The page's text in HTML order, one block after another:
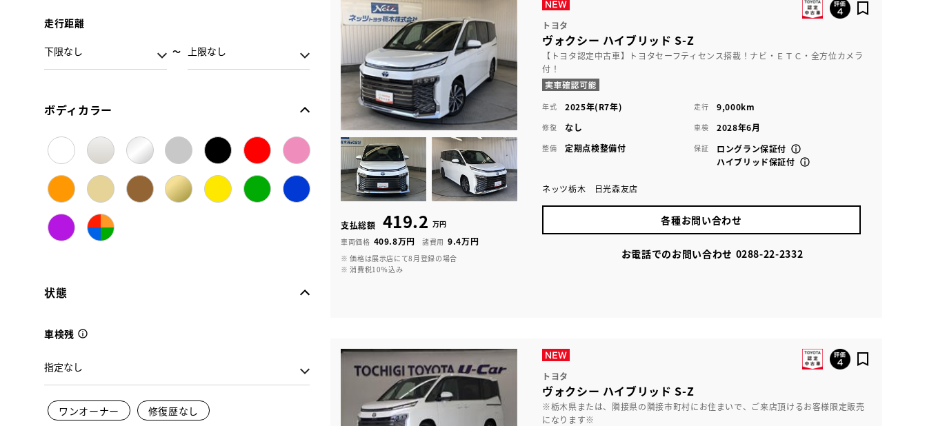
走行距離
ボディカラー
状態
車検残
ワンオーナー 修復歴なし
支払総額 419.2 万円
車両価格 409.8万円 諸費用 9.4万円
※ 価格は展示店にて8月登録の場合
※ 消費税10％込み
トヨタ
ヴォクシー ハイブリッド S-Z
【トヨタ認定中古車】トヨタセーフティセンス搭載！ナビ・ＥＴＣ・全方位カメラ
付！
年式 2025年(R7年) 走行 9,000km
修復 なし 車検 2028年6月
整備 定期点検整備付 保証
ロングラン保証付
ハイブリッド保証付
ネッツ栃木 日光森友店
各種お問い合わせ
お電話でのお問い合わせ 0288-22-2332
トヨタ
ヴォクシー ハイブリッド S-Z
※栃木県または、隣接県の隣接市町村にお住まいで、ご来店頂けるお客様限定販売
になります※